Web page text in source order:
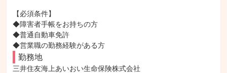
【必須条件】
◆障害者手帳をお持ちの方
◆普通自動車免許
◆営業職の勤務経験がある方
勤務地
三井住友海上あいおい生命保険株式会社